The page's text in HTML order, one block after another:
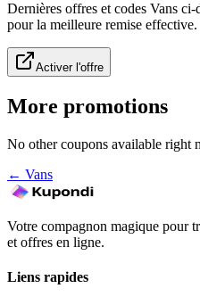
Dernières offres et codes Vans
pour la meilleure remise effective.
Activer l'offre
More promotions
No other coupons available right
← Vans
Votre compagnon magique pour
et offres en ligne.
Liens rapides